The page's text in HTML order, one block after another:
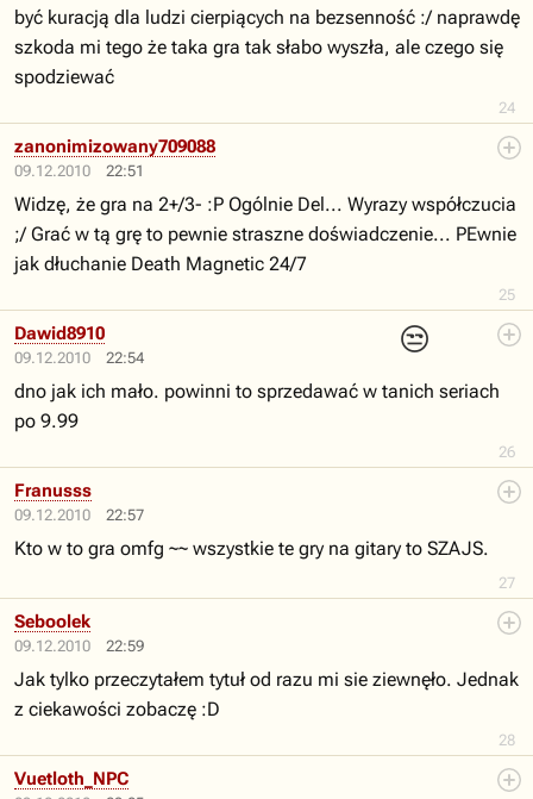
24
być kuracją dla ludzi cierpiących na bezsenność :/ naprawdę
szkoda mi tego że taka gra tak słabo wyszła, ale czego się
spodziewać
09.12.2010 22:51
25
zanonimizowany709088
Widzę, że gra na 2+/3- :P Ogólnie Del... Wyrazy współczucia
;/ Grać w tą grę to pewnie straszne doświadczenie... PEwnie
jak dłuchanie Death Magnetic 24/7
09.12.2010 22:54
😒
26
Dawid8910
dno jak ich mało. powinni to sprzedawać w tanich seriach
po 9.99
09.12.2010 22:57
27
Franusss
Kto w to gra omfg ~~ wszystkie te gry na gitary to SZAJS.
09.12.2010 22:59
28
Seboolek
Jak tylko przeczytałem tytuł od razu mi sie ziewnęło. Jednak
z ciekawości zobaczę :D
Vuetloth_NPC